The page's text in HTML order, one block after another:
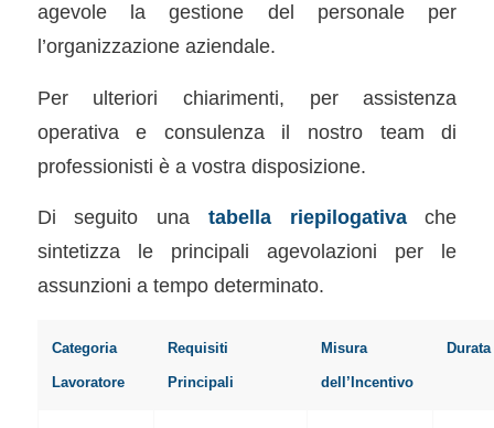
agevole la gestione del personale per
l’organizzazione aziendale.
Per ulteriori chiarimenti, per assistenza
operativa e consulenza il nostro team di
professionisti è a vostra disposizione.
Di seguito una tabella riepilogativache
sintetizza le principali agevolazioni per le
assunzioni a tempo determinato.
Categoria
Lavoratore
Requisiti
Principali
Misura
dell’Incentivo